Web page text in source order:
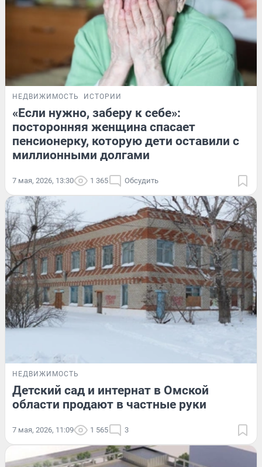
НЕДВИЖИМОСТЬ ИСТОРИИ
«Если нужно, заберу к себе»:
посторонняя женщина спасает
пенсионерку, которую дети оставили с
миллионными долгами
7 мая, 2026, 13:30 1 365 Обсудить
НЕДВИЖИМОСТЬ
Детский сад и интернат в Омской
области продают в частные руки
7 мая, 2026, 11:09 1 565 3